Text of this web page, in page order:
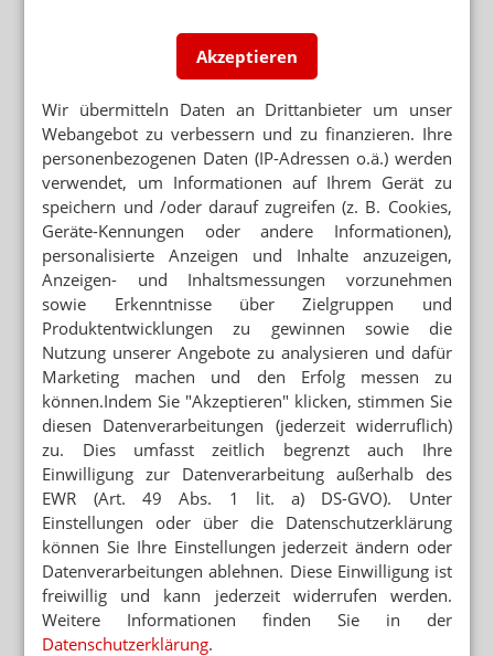
Akzeptieren
Wir übermitteln Daten an Drittanbieter um unser
Webangebot zu verbessern und zu finanzieren. Ihre
personenbezogenen Daten (IP-Adressen o.ä.) werden
verwendet, um Informationen auf Ihrem Gerät zu
speichern und /oder darauf zugreifen (z. B. Cookies,
Geräte-Kennungen oder andere Informationen),
personalisierte Anzeigen und Inhalte anzuzeigen,
Anzeigen- und Inhaltsmessungen vorzunehmen
sowie Erkenntnisse über Zielgruppen und
Produktentwicklungen zu gewinnen sowie die
Nutzung unserer Angebote zu analysieren und dafür
Marketing machen und den Erfolg messen zu
können.Indem Sie "Akzeptieren" klicken, stimmen Sie
diesen Datenverarbeitungen (jederzeit widerruflich)
zu. Dies umfasst zeitlich begrenzt auch Ihre
Einwilligung zur Datenverarbeitung außerhalb des
EWR (Art. 49 Abs. 1 lit. a) DS-GVO). Unter
Einstellungen oder über die Datenschutzerklärung
können Sie Ihre Einstellungen jederzeit ändern oder
Datenverarbeitungen ablehnen. Diese Einwilligung ist
freiwillig und kann jederzeit widerrufen werden.
Weitere Informationen finden Sie in der
Datenschutzerklärung.